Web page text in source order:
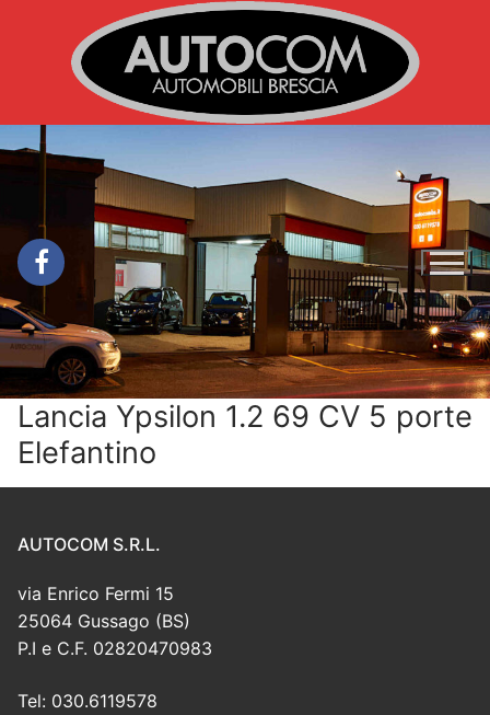
contenuto
Lancia Ypsilon 1.2 69 CV 5 porte
Elefantino
AUTOCOM S.R.L.
via Enrico Fermi 15
25064 Gussago (BS)
P.I e C.F. 02820470983
Tel: 030.6119578